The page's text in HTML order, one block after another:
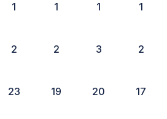
1 1 1 1
2 2 3 2
23 19 20 17